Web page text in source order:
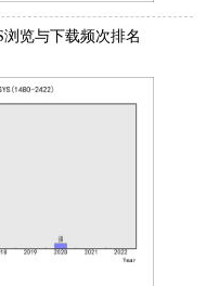
浏览与下载频次排名